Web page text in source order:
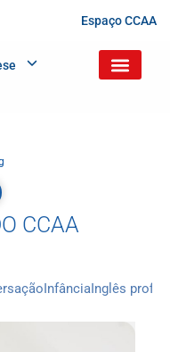
Espaço CCAA
CCAA
InfânciaInglês